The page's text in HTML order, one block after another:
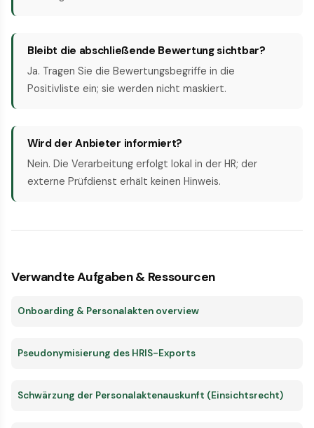
Bleibt die abschließende Bewertung sichtbar?
Ja. Tragen Sie die Bewertungs­begriffe in die
Positivliste ein; sie werden nicht maskiert.
Wird der Anbieter informiert?
Nein. Die Verarbeitung erfolgt lokal in der HR; der
externe Prüfdienst erhält keinen Hinweis.
Verwandte Aufgaben & Ressourcen
Onboarding & Personalakten overview
Pseudonymisierung des HRIS-Exports
Schwärzung der Personalaktenauskunft (Einsichtsrecht)